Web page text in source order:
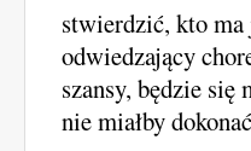
stwierdzić, kto ma
odwiedzający
szansy, będzie
nie miałby